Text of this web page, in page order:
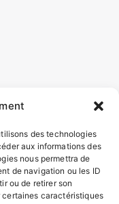
des technologies
aux informations des
nous permettra de
de navigation ou les ID
ou de retirer son
caractéristiques